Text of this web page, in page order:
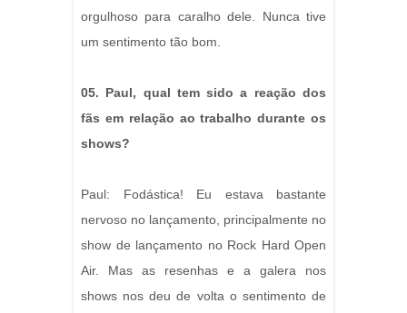
orgulhoso para caralho dele. Nunca tive
um sentimento tão bom.
05. Paul, qual tem sido a reação dos
fãs em relação ao trabalho durante os
shows?
Paul: Fodástica! Eu estava bastante
nervoso no lançamento, principalmente no
show de lançamento no Rock Hard Open
Air. Mas as resenhas e a galera nos
shows nos deu de volta o sentimento de